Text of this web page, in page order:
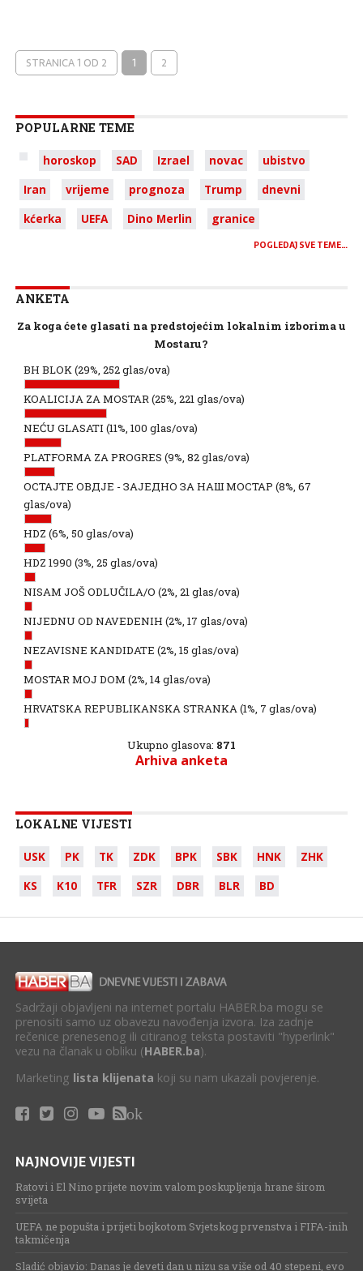
STRANICA 1 OD 2 1 2
POPULARNE TEME
horoskop SAD Izrael novac
ubistvo
Iran
vrijeme prognoza Trump
dnevni
kćerka
UEFA Dino Merlin granice
POGLEDAJ SVE TEME…
ANKETA
Za koga ćete glasati na predstojećim lokalnim izborima u
Mostaru?
BH BLOK(29%, 252 glas/ova)
KOALICIJA ZA MOSTAR(25%, 221 glas/ova)
NEĆU GLASATI (11%, 100 glas/ova)
PLATFORMA ZA PROGRES (9%, 82 glas/ova)
ОСТАЈТЕ ОВДЈЕ - ЗАЈЕДНО ЗА НАШ МОСТАР (8%, 67
glas/ova)
HDZ (6%, 50 glas/ova)
HDZ 1990 (3%, 25 glas/ova)
NISAM JOŠ ODLUČILA/O (2%, 21 glas/ova)
NIJEDNU OD NAVEDENIH (2%, 17 glas/ova)
NEZAVISNE KANDIDATE (2%, 15 glas/ova)
MOSTAR MOJ DOM (2%, 14 glas/ova)
HRVATSKA REPUBLIKANSKA STRANKA(1%, 7 glas/ova)
Ukupno glasova: 871
Arhiva anketa
LOKALNE VIJESTI
USK PK TK ZDK BPK SBK HNK
ZHK
KS
K10 TFR SZR DBR BLR BD
Sadržaji objavljeni na internet portalu HABER.ba mogu se
prenositi samo uz obavezu navođenja izvora. Iza zadnje
rečenice prenesenog ili citiranog teksta postaviti "hyperlink"
vezu na članak u obliku (HABER.ba).
Marketing lista klijenata koji su nam ukazali povjerenje.
ok
NAJNOVIJE VIJESTI
Ratovi i El Nino prijete novim valom poskupljenja hrane širom
svijeta
UEFA ne popušta i prijeti bojkotom Svjetskog prvenstva i FIFA-inih
takmičenja
Sladić objavio: Danas je deveti dan u nizu sa više od 40 stepeni, evo